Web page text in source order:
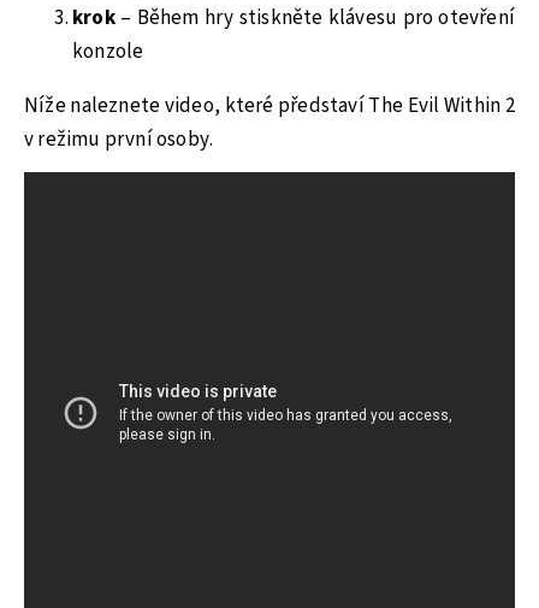
krok– Během hry stiskněte klávesu pro otevření
konzole
Níže naleznete video, které představí The Evil Within 2
v režimu první osoby.